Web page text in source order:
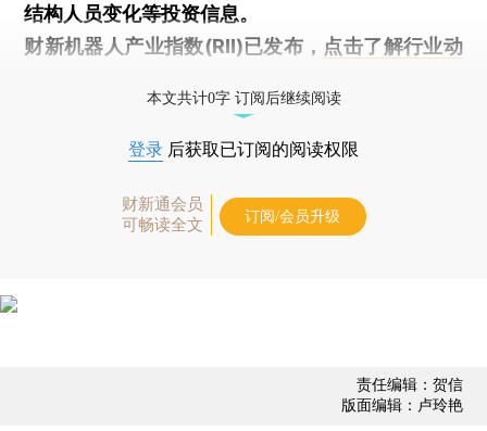
结构人员变化等投资信息。
财新机器人产业指数(RII)已发布， 点击了解行业动
本文共计0字 订阅后继续阅读
登录 后获取已订阅的阅读权限
财新通会员
可畅读全文
订阅/会员升级
责任编辑：贺信
版面编辑：卢玲艳